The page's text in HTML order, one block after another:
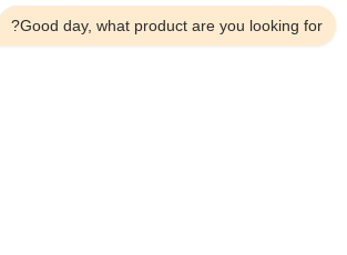
Good day, what product are you looking for?